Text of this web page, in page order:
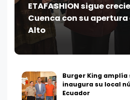
ETAFASHION sigue
Cuenca con su apertura
Alto
Burger King amplía
inaugura su local
Ecuador